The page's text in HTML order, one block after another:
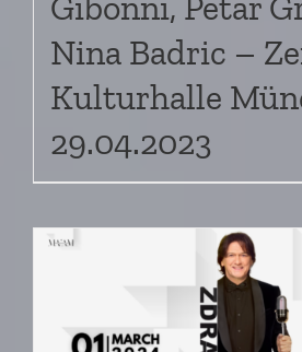
Nina Badric –
Kulturhalle
29.04.2023